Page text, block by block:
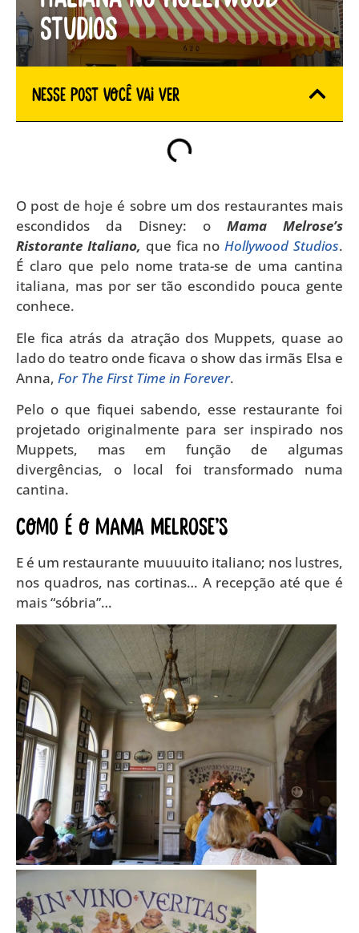
Studios
Nesse Post você vai ver
O post de hoje é sobre um dos restaurantes mais
escondidos da Disney: o Mama Melrose’s
Ristorante Italiano, que fica noHollywood Studios.
É claro que pelo nome trata-se de uma cantina
italiana, mas por ser tão escondido pouca gente
conhece.
Ele fica atrás da atração dos Muppets, quase ao
lado do teatro onde ficava o show das irmãs Elsa e
Anna, For The First Time in Forever.
Pelo o que fiquei sabendo, esse restaurante foi
projetado originalmente para ser inspirado nos
Muppets, mas em função de algumas
divergências, o local foi transformado numa
cantina.
Como é o Mama Melrose’s
E é um restaurante muuuuito italiano; nos lustres,
nos quadros, nas cortinas… A recepção até que é
mais “sóbria”…